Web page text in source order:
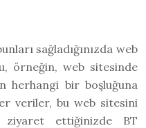
sağladığınızda web
örneğin, web sitesinde
herhangi bir boşluğuna
veriler, bu web sitesini
ettiğinizde BT